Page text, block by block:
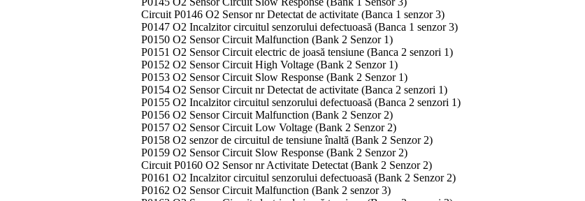
Circuit P0146 O2 Sensor nr Detectat de activitate (Banca 1 senzor 3)
P0147 O2 Incalzitor circuitul senzorului defectuoasă (Banca 1 senzor 3)
P0150 O2 Sensor Circuit Malfunction (Bank 2 Senzor 1)
P0151 O2 Sensor Circuit electric de joasă tensiune (Banca 2 senzori 1)
P0152 O2 Sensor Circuit High Voltage (Bank 2 Senzor 1)
P0153 O2 Sensor Circuit Slow Response (Bank 2 Senzor 1)
P0154 O2 Sensor Circuit nr Detectat de activitate (Banca 2 senzori 1)
P0155 O2 Incalzitor circuitul senzorului defectuoasă (Banca 2 senzori 1)
P0156 O2 Sensor Circuit Malfunction (Bank 2 Senzor 2)
P0157 O2 Sensor Circuit Low Voltage (Bank 2 Senzor 2)
P0158 O2 senzor de circuitul de tensiune înaltă (Bank 2 Senzor 2)
P0159 O2 Sensor Circuit Slow Response (Bank 2 Senzor 2)
Circuit P0160 O2 Sensor nr Activitate Detectat (Bank 2 Senzor 2)
P0161 O2 Incalzitor circuitul senzorului defectuoasă (Bank 2 Senzor 2)
P0162 O2 Sensor Circuit Malfunction (Bank 2 senzor 3)